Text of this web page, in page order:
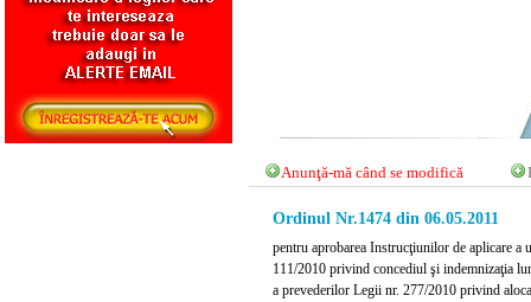
Anunţă-mă când se modifică
Ordinul Nr.1474 din 06.05.2011
pentru aprobarea Instrucţiunilor de aplicare
111/2010 privind concediul şi indemnizaţia
a prevederilor Legii nr. 277/2010 privind